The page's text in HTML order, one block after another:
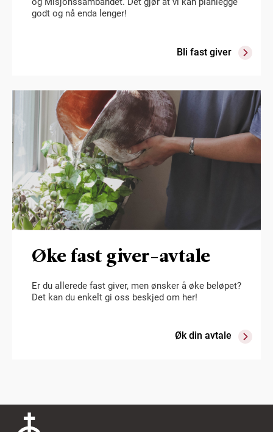
godt og nå enda lenger!
Bli fast giver
Øke fast giver-avtale
Er du allerede fast giver, men ønsker å øke beløpet?
Det kan du enkelt gi oss beskjed om her!
Øk din avtale